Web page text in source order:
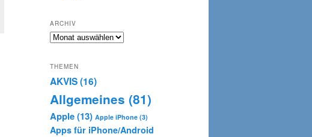
ARCHIV
Archiv
THEMEN
AKVIS(16)
Allgemeines (81)
Apple(13) Apple iPhone (3)
Apps für iPhone/Android